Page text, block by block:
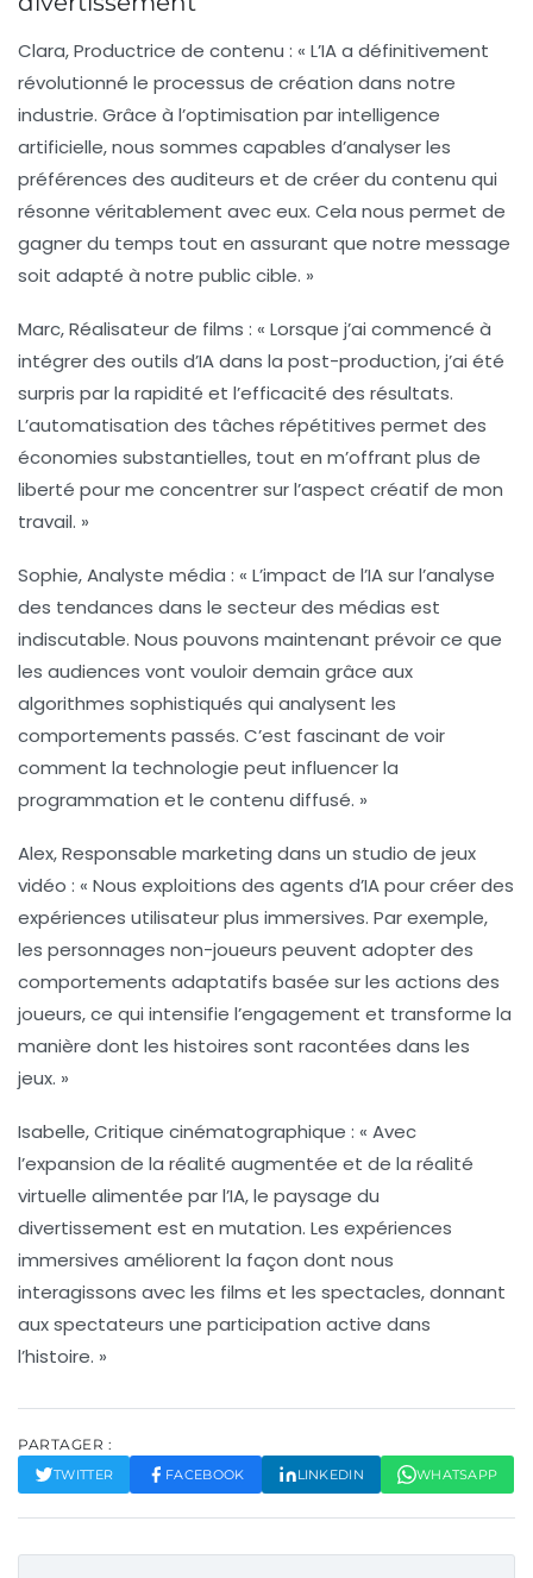
Clara, Productrice de contenu : « L’IA a définitivement
révolutionné le processus de création dans notre
industrie. Grâce à l’optimisation parintelligence
artificielle, nous sommes capables d’analyser les
préférences des auditeurs et de créer du contenu qui
résonne véritablement avec eux. Cela nous permet de
gagner du temps tout en assurant que notre message
soit adapté à notre public cible. »
Marc, Réalisateur de films : « Lorsque j’ai commencé à
intégrer des outils d’IAdans la post-production, j’ai été
surpris par la rapidité et l’efficacité des résultats.
L’automatisation des tâches répétitives permet des
économies substantielles, tout en m’offrant plus de
liberté pour me concentrer sur l’aspect créatif de mon
travail. »
Sophie, Analyste média : « L’impact de l’IA sur l’analyse
des tendances dans le secteur des médias est
indiscutable. Nous pouvons maintenant prévoir ce que
les audiences vont vouloir demain grâce aux
algorithmes sophistiqués qui analysent les
comportements passés. C’est fascinant de voir
comment la technologie peut influencer la
programmation et le contenu diffusé. »
Alex, Responsable marketing dans un studio de jeux
vidéo : « Nous exploitions des agents d’IApour créer des
expériences utilisateur plus immersives. Par exemple,
les personnages non-joueurs peuvent adopter des
comportements adaptatifs basée sur les actions des
joueurs, ce qui intensifie l’engagement et transforme la
manière dont les histoires sont racontées dans les
jeux. »
Isabelle, Critique cinématographique : « Avec
l’expansion de la réalité augmentée et de la réalité
virtuelle alimentée par l’IA, le paysage du
divertissement est en mutation. Les expériences
immersives améliorent la façon dont nous
interagissons avec les films et les spectacles, donnant
aux spectateurs une participation active dans
l’histoire. »
PARTAGER :
TWITTER FACEBOOK LINKEDIN WHATSAPP